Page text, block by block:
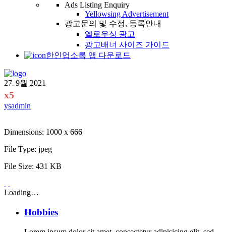
Ads Listing Enquiry
Yellowsing Advertisement
광고문의 및 수정, 등록안내
옐로우싱 광고
광고배너 사이즈 가이드
한인업소록 앱 다운로드
27. 9월 2021
x5
ysadmin
Dimensions: 1000 x 666
File Type: jpeg
File Size: 431 KB
Loading…
Hobbies